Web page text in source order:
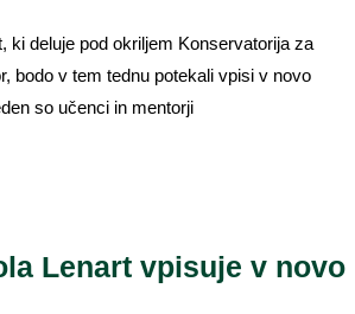
ki deluje pod okriljem Konservatorija za
bodo v tem tednu potekali vpisi v novo
so učenci in mentorji
Lenart vpisuje v novo